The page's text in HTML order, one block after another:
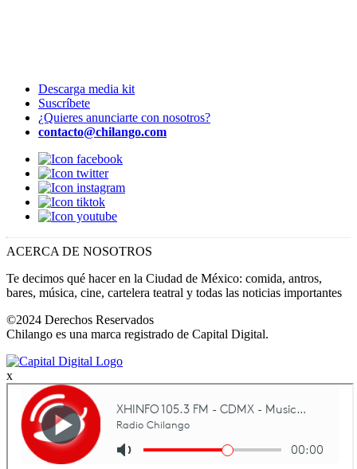
Descarga media kit
Suscríbete
¿Quieres anunciarte con nosotros?
contacto@chilango.com
ACERCA DE NOSOTROS
Te decimos qué hacer en la Ciudad de México: comida, antros,
bares, música, cine, cartelera teatral y todas las noticias importantes
©2024 Derechos Reservados
Chilango es una marca registrado de Capital Digital.
x